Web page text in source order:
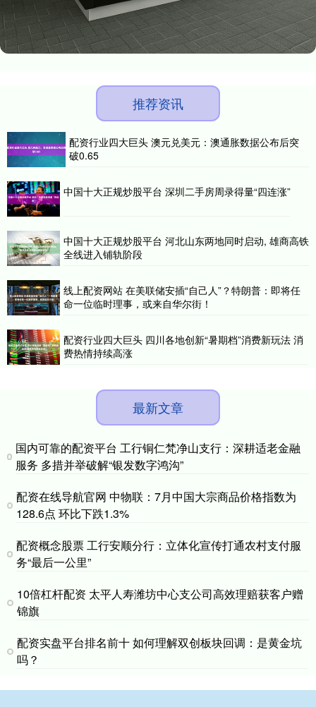
推荐资讯
配资行业四大巨头 澳元兑美元：澳通胀数据公布后突
破0.65
中国十大正规炒股平台 深圳二手房周录得量“四连涨”
中国十大正规炒股平台 河北山东两地同时启动, 雄商高铁
全线进入铺轨阶段
线上配资网站 在美联储安插“自己人”？特朗普：即将任
命一位临时理事，或来自华尔街！
配资行业四大巨头 四川各地创新“暑期档”消费新玩法 消
费热情持续高涨
最新文章
国内可靠的配资平台 工行铜仁梵净山支行：深耕适老金融
服务 多措并举破解“银发数字鸿沟”
配资在线导航官网 中物联：7月中国大宗商品价格指数为
128.6点 环比下跌1.3%
配资概念股票 工行安顺分行：立体化宣传打通农村支付服
务“最后一公里”
10倍杠杆配资 太平人寿潍坊中心支公司高效理赔获客户赠
锦旗
配资实盘平台排名前十 如何理解双创板块回调：是黄金坑
吗？